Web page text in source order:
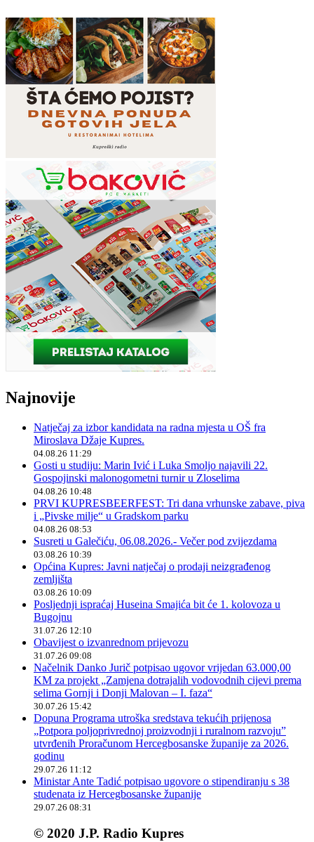
Najnovije
Natječaj za izbor kandidata na radna mjesta u OŠ fra
Miroslava Džaje Kupres.
04.08.26 11:29
Gosti u studiju: Marin Ivić i Luka Smoljo najavili 22.
Gospojinski malonogometni turnir u Zloselima
04.08.26 10:48
PRVI KUPRESBEERFEST: Tri dana vrhunske zabave, piva
i „Pivske milje“ u Gradskom parku
04.08.26 08:53
Susreti u Galečiću, 06.08.2026.- Večer pod zvijezdama
03.08.26 10:39
Općina Kupres: Javni natječaj o prodaji neizgrađenog
zemljišta
03.08.26 10:09
Posljednji ispraćaj Huseina Smajića bit će 1. kolovoza u
Bugojnu
31.07.26 12:10
Obavijest o izvanrednom prijevozu
31.07.26 09:08
Načelnik Danko Jurič potpisao ugovor vrijedan 63.000,00
KM za projekt „Zamjena dotrajalih vodovodnih cijevi prema
selima Gornji i Donji Malovan – I. faza“
30.07.26 15:42
Dopuna Programa utroška sredstava tekućih prijenosa
„Potpora poljoprivrednoj proizvodnji i ruralnom razvoju”
utvrđenih Proračunom Hercegbosanske županije za 2026.
godinu
29.07.26 11:12
Ministar Ante Tadić potpisao ugovore o stipendiranju s 38
studenata iz Hercegbosanske županije
29.07.26 08:31
© 2020 J.P. Radio Kupres